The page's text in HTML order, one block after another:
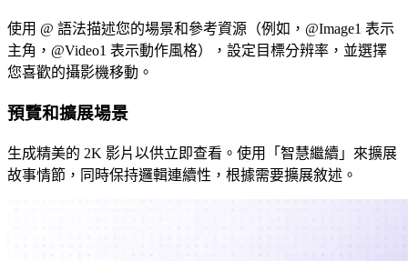
使用 @ 語法描述您的場景和參考資源（例如，@Image1 表示
主角，@Video1 表示動作風格），設定目標分辨率，並選擇
您喜歡的攝影機移動。
預覽和擴展場景
生成精美的 2K 影片以供立即查看。使用「智慧繼續」來擴展
故事情節，同時保持邏輯連續性，根據需要擴展敘述。